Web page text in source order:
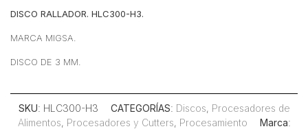
DISCO RALLADOR. HLC300-H3.
MARCA MIGSA.
DISCO DE 3 MM.
SKU: HLC300-H3 CATEGORÍAS: Discos, Procesadores de
Alimentos, Procesadores y Cutters, Procesamiento Marca: